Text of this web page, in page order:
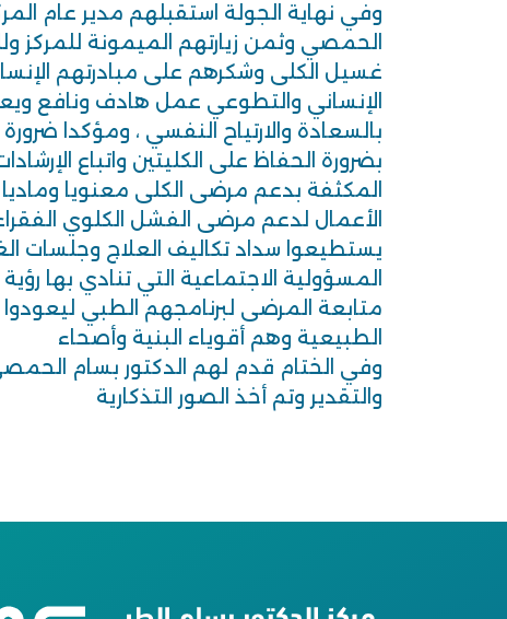
وفي نهاية الجولة استقبلهم مدير عام
الحمصي وثمن زيارتهم الميمونة
غسيل الكلى وشكرهم على مبادرتهم
الإنساني والتطوعي عمل هادف ونافع
بالسعادة والارتياح النفسي ، ومؤكدا
بضرورة الحفاظ على الكليتين واتباع
المكثفة بدعم مرضى الكلى معنويا
الأعمال لدعم مرضى الفشل الكلوي
يستطيعوا سداد تكاليف العلاج
متابعة المرضى لبرنامجهم الطبي
الطبيعية وهم أقوياء البنية وأصحاء
وفي الختام قدم لهم الدكتور بسام
والتقدير وتم أخذ الصور التذكارية